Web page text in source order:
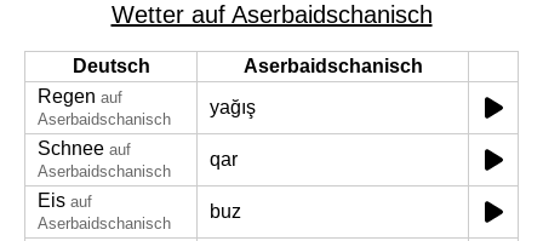
Wetter auf Aserbaidschanisch
Deutsch
Aserbaidschanisch
Regen auf
Aserbaidschanisch
yağış
Schnee auf
Aserbaidschanisch
qar
Eis auf
Aserbaidschanisch
buz